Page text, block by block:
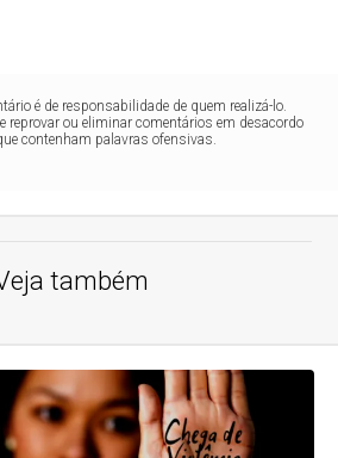
é de responsabilidade de quem realizá-lo.
reprovar ou eliminar comentários em desacordo
contenham palavras ofensivas.
também